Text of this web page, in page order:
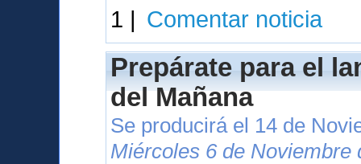
1 | Comentar noticia
Prepárate para el
del Mañana
Se producirá el 14 de
Miércoles 6 de Noviembre